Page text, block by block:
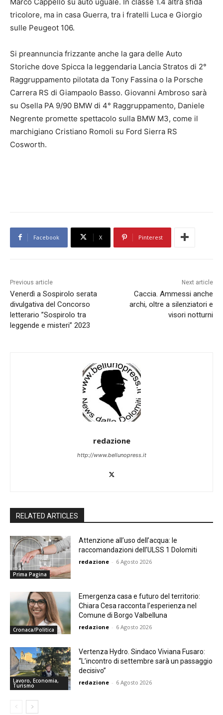
tricolore, ma in casa Guerra, tra i fratelli Luca e Giorgio
sulle Peugeot 106.
Si preannuncia frizzante anche la gara delle Auto
Storiche dove Spicca la leggendaria Lancia Stratos di 2°
Raggruppamento pilotata da Tony Fassina o la Porsche
Carrera RS di Giampaolo Basso. Giovanni Ambroso sarà
su Osella PA 9/90 BMW di 4° Raggruppamento, Daniele
Negrente promette spettacolo sulla BMW M3, come il
marchigiano Cristiano Romoli su Ford Sierra RS
Cosworth.
Facebook X Pinterest
Previous article
Venerdì a Sospirolo serata
divulgativa del Concorso
letterario ”Sospirolo tra
leggende e misteri” 2023
Next article
Caccia. Ammessi anche
archi, oltre a silenziatori e
visori notturni
redazione
http://www.bellunopress.it
RELATED ARTICLES
Prima Pagina
Attenzione all’uso dell’acqua: le
raccomandazioni dell’ULSS 1 Dolomiti
redazione - 6 Agosto 2026
Cronaca/Politica
Emergenza casa e futuro del territorio:
Chiara Cesa racconta l’esperienza nel
Comune di Borgo Valbelluna
redazione - 6 Agosto 2026
Lavoro, Economia,
Turismo
Vertenza Hydro. Sindaco Viviana Fusaro:
“L’incontro di settembre sarà un passaggio
decisivo”
redazione - 6 Agosto 2026